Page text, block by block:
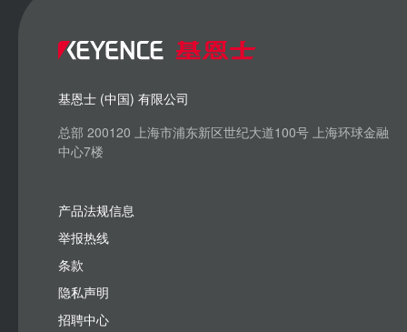
基恩士 (中国) 有限公司
总部 200120 上海市浦东新区世纪大道100号 上海环球金融
中心7楼
产品法规信息
举报热线
条款
隐私声明
招聘中心